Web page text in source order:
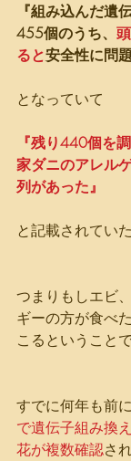
『組み込んだ遺
455個のうち、
ると安全性に問
となっていて
『残り440個を
家ダニのアレル
列があった』
と記載されてい
つまりもしエビ
ギーの方が食べ
こるということで
すでに何年も前に
で遺伝子組み換
花が複数確認さ